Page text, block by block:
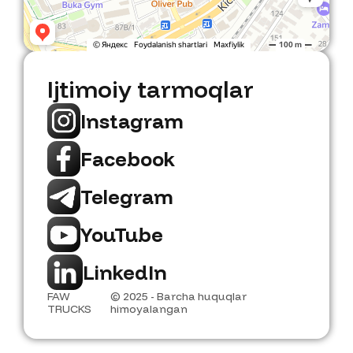
Ijtimoiy tarmoqlar
Instagram
Facebook
Telegram
YouTube
LinkedIn
FAW
TRUCKS
© 2025 - Barcha huquqlar
himoyalangan